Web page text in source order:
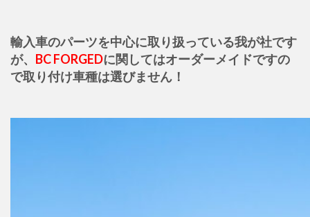
輸入車のパーツを中心に取り扱っている我が社です
が、 BC FORGEDに関してはオーダーメイドですの
で取り付け車種は選びません！